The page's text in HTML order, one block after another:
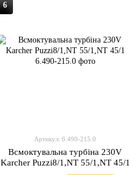
6
Артикул: 6.490-215.0
Всмоктувальна турбіна 230V
Karcher Puzzi8/1,NT 55/1,NT 45/1